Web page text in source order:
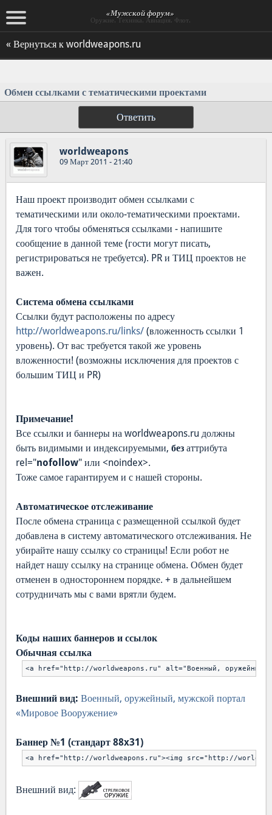
«Мужской форум»
Оружие. Техника. Авиация. Флот.
« Вернуться к worldweapons.ru
Обмен ссылками с тематическими проектами
Ответить
worldweapons
09 Март 2011 - 21:40
Наш проект производит обмен ссылками с
тематическими или около-тематическими проектами.
Для того чтобы обменяться ссылками - напишите
сообщение в данной теме (гости могут писать,
регистрироваться не требуется). PR и ТИЦ проектов не
важен.
Система обмена ссылками
Ссылки будут расположены по адресу
http://worldweapons.ru/links/ (вложенность ссылки 1
уровень). От вас требуется такой же уровень
вложенности! (возможны исключения для проектов с
большим ТИЦ и PR)
Примечание!
Все ссылки и баннеры на worldweapons.ru должны
быть видимыми и индексируемыми, без аттрибута
rel="nofollow" или <noindex>.
Тоже самое гарантируем и с нашей стороны.
Автоматическое отслеживание
После обмена страница с размещенной ссылкой будет
добавлена в систему автоматического отслеживания. Не
убирайте нашу ссылку со страницы! Если робот не
найдет нашу ссылку на странице обмена. Обмен будет
отменен в одностороннем порядке. + в дальнейшем
сотрудничать мы с вами врятли будем.
Коды наших баннеров и ссылок
Обычная ссылка
<a href="http://worldweapons.ru" alt="Военный, оружейный,
Внешний вид: Военный, оружейный, мужской портал
«Мировое Вооружение»
Баннер №1 (стандарт 88x31)
<a href="http://worldweapons.ru"><img src="http://
Внешний вид: